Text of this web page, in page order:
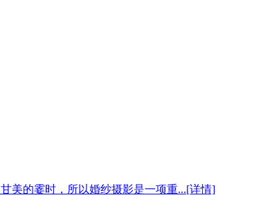
美的霎时，所以婚纱摄影是一项重...[详情]